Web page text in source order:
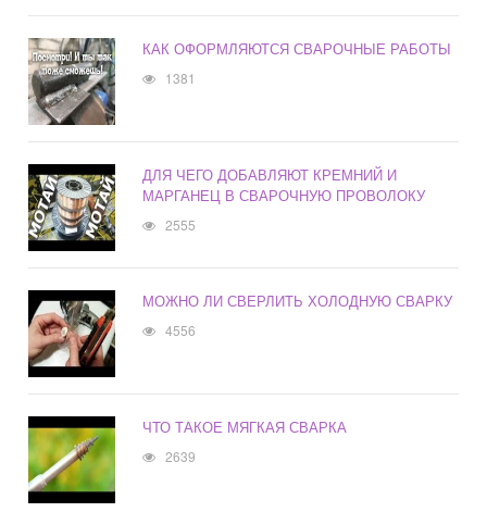
КАК ОФОРМЛЯЮТСЯ СВАРОЧНЫЕ РАБОТЫ
1381
ДЛЯ ЧЕГО ДОБАВЛЯЮТ КРЕМНИЙ И
МАРГАНЕЦ В СВАРОЧНУЮ ПРОВОЛОКУ
2555
МОЖНО ЛИ СВЕРЛИТЬ ХОЛОДНУЮ СВАРКУ
4556
ЧТО ТАКОЕ МЯГКАЯ СВАРКА
2639